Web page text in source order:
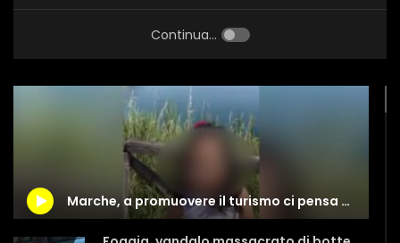
Continua...
Marche, a promuovere il turismo ci pensa una bimba di 6 anni